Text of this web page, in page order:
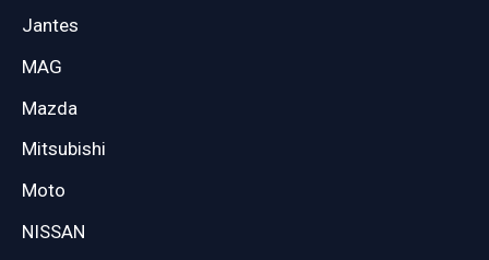
Jantes
MAG
Mazda
Mitsubishi
Moto
NISSAN